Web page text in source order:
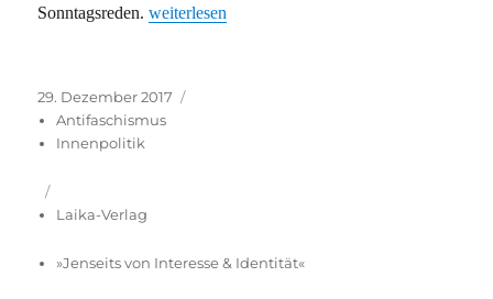
Sonntagsreden.„Zwei unvereinbare Tendenzen in der
weiterlesen
Veröffentlicht
am
29. Dezember 2017
Antifaschismus
Innenpolitik
Laika-Verlag
»Jenseits von Interesse & Identität«